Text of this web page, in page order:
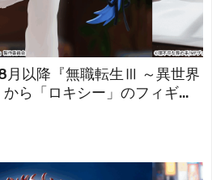
以降『無職転生Ⅲ ～異世界
ら「ロキシー」のフィギュ